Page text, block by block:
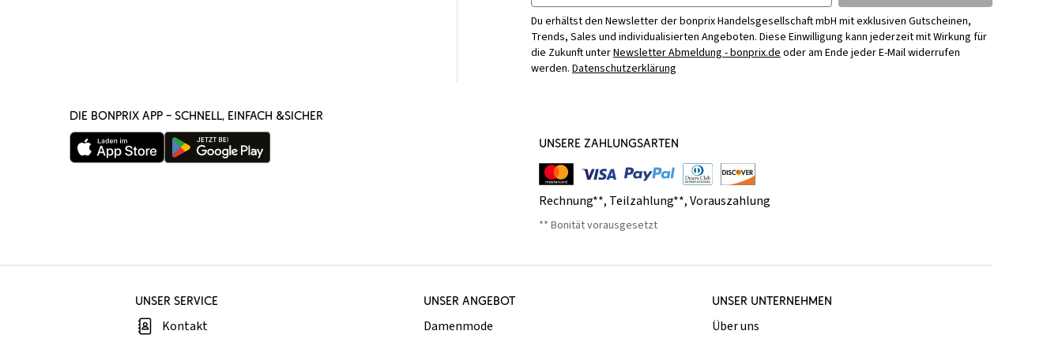
Du erhältst den Newsletter der bonprix Handelsgesellschaft mbH mit exklusiven Gutscheinen,
Trends, Sales und individualisierten Angeboten. Diese Einwilligung kann jederzeit mit Wirkung für
die Zukunft unterNewsletter Abmeldung - bonprix.deoder am Ende jeder E-Mail widerrufen
werden. Datenschutzerklärung
DIE BONPRIX APP – SCHNELL, EINFACH &SICHER
UNSERE ZAHLUNGSARTEN
Rechnung**, Teilzahlung**,Vorauszahlung
** Bonität vorausgesetzt
UNSER SERVICE
Kontakt
UNSER ANGEBOT
Damenmode
UNSER UNTERNEHMEN
Über uns